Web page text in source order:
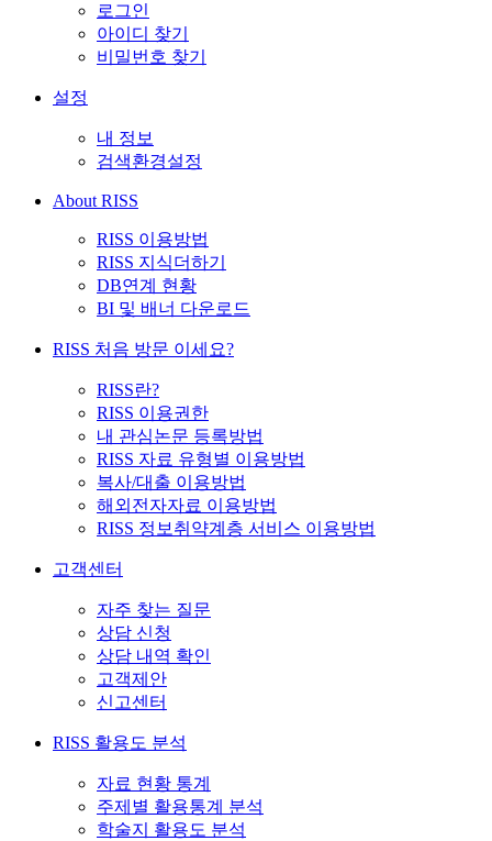
로그인
아이디 찾기
비밀번호 찾기
설정
내 정보
검색환경설정
About RISS
RISS 이용방법
RISS 지식더하기
DB연계 현황
BI 및 배너 다운로드
RISS 처음 방문 이세요?
RISS란?
RISS 이용권한
내 관심논문 등록방법
RISS 자료 유형별 이용방법
복사/대출 이용방법
해외전자자료 이용방법
RISS 정보취약계층 서비스 이용방법
고객센터
자주 찾는 질문
상담 신청
상담 내역 확인
고객제안
신고센터
RISS 활용도 분석
자료 현황 통계
주제별 활용통계 분석
학술지 활용도 분석